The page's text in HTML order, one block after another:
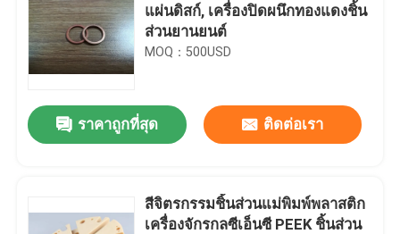
แผ่นดิสก์, เครื่องปิดผนึกทองแดงชิ้น
ส่วนยานยนต์
MOQ：500USD
ราคาถูกที่สุด ติดต่อเรา
สีจิตรกรรมชิ้นส่วนแม่พิมพ์พลาสติก
เครื่องจักรกลซีเอ็นซี PEEK ชิ้นส่วน